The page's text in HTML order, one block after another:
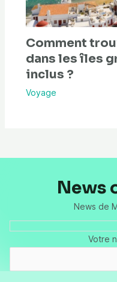
Comment
dans les îles
inclus ?
Voyage
News
News de
Votre